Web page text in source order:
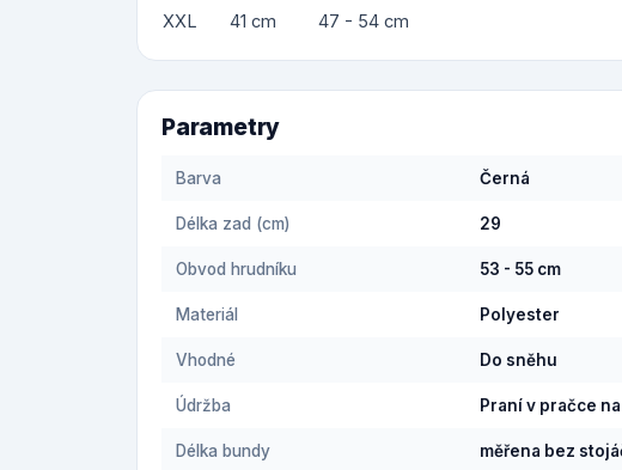
XXL
41 cm 47 - 54 cm
Parametry
Barva Černá
Délka zad (cm) 29
Obvod hrudníku 53 - 55 cm
Materiál Polyester
Vhodné Do sněhu
Údržba Praní v pračce na
Délka bundy měřena bez